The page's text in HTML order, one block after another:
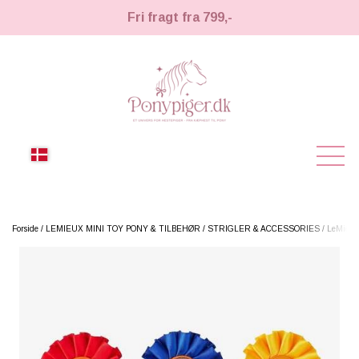
Fri fragt fra 799,-
NYHEDER
TIL HESTEPIGER
Forside LEMIEUX MINI TOY PONY & TILBEHØR STRIGLER & ACCESSORIES